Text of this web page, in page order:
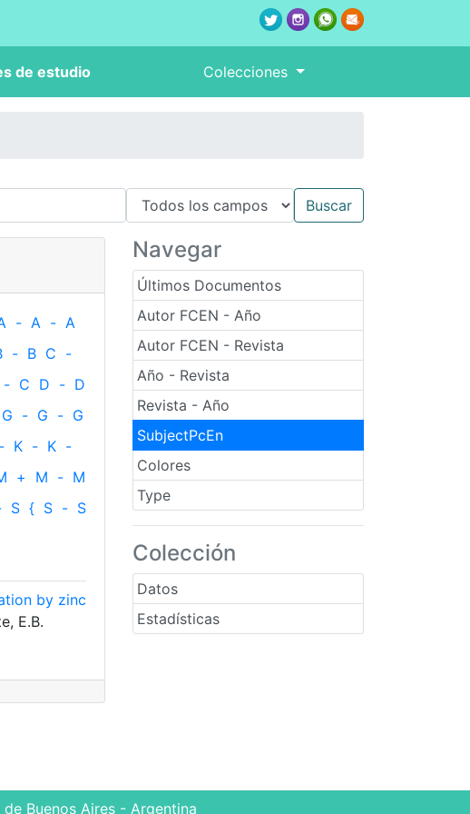
de estudio Colecciones
Navegar
Últimos Documentos
Autor FCEN - Año
Autor FCEN - Revista
Año - Revista
Revista - Año
SubjectPcEn
Colores
Type
Colección
Datos
Estadísticas
- A - A
- B C -
- C D - D
G - G - G
- K - K -
+ M - M
S { S - S
by zinc
E.B.
Buenos Aires - Argentina